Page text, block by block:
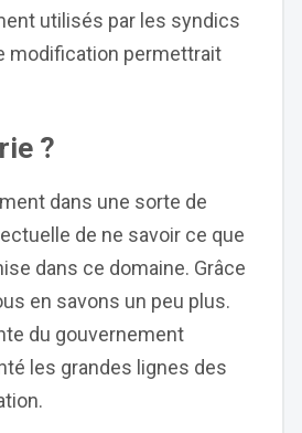
utilisés par les syndics
modification permettrait
?
dans une sorte de
de ne savoir ce que
dans ce domaine. Grâce
en savons un peu plus.
du gouvernement
les grandes lignes des